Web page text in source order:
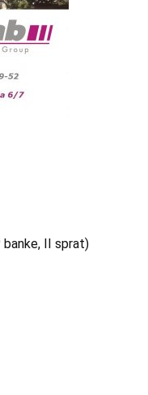
banke, II sprat)